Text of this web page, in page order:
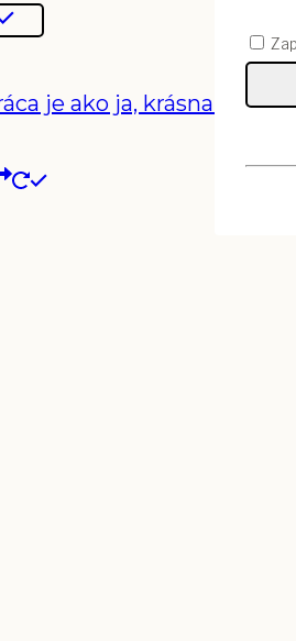
je ako ja, krásna a